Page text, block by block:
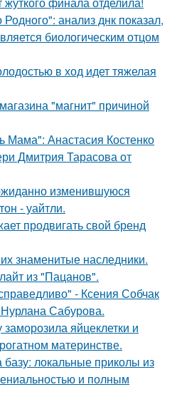
анализ днк показал,
биологическим отцом
в ход идет тяжелая
"магнит" причиной
Мама": Анастасия Костенко
Дмитрия Тарасова от
изменившуюся
- уайтли.
продвигать свой бренд
знаменитые наследники.
из "Пацанов".
- Ксения Собчак
Сабурова.
яйцеклетки и
материнстве.
локальные приколы из
и полным